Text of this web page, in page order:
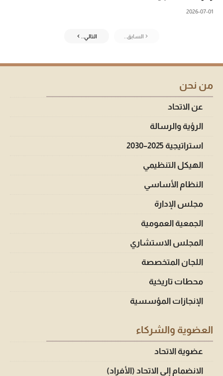
2026-07-01
السابق.. التالي..
من نحن
عن الاتحاد
الرؤية والرسالة
استراتيجية 2025–2030
الهيكل التنظيمي
النظام الأساسي
مجلس الإدارة
الجمعية العمومية
المجلس الاستشاري
اللجان المتخصصة
محطات تاريخية
الإنجازات المؤسسية
العضوية والشركاء
عضوية الاتحاد
الانضمام إلى الاتحاد (الأفراد)